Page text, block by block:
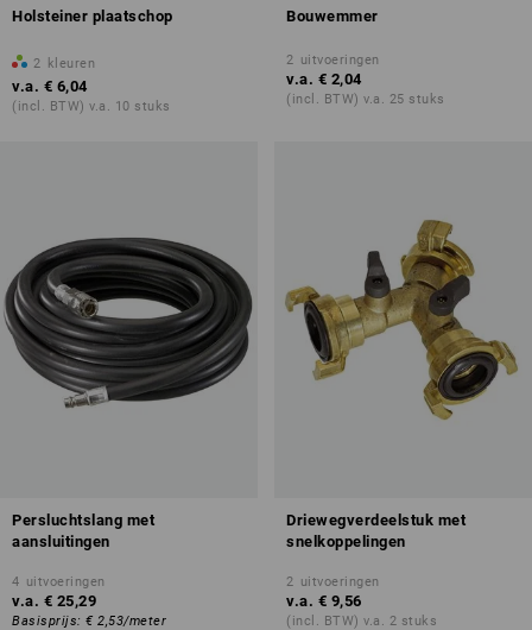
Holsteiner plaatschop
2 kleuren
v.a. € 6,04
(incl. BTW) v.a. 10 stuks
Bouwemmer
2 uitvoeringen
v.a. € 2,04
(incl. BTW) v.a. 25 stuks
Persluchtslang met
aansluitingen
4 uitvoeringen
v.a. € 25,29
Basisprijs: € 2,53/meter
Driewegverdeelstuk met
snelkoppelingen
2 uitvoeringen
v.a. € 9,56
(incl. BTW) v.a. 2 stuks